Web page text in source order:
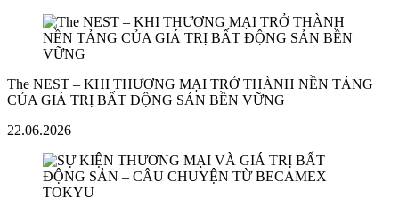
The NEST – KHI THƯƠNG MẠI TRỞ THÀNH NỀN TẢNG
CỦA GIÁ TRỊ BẤT ĐỘNG SẢN BỀN VỮNG
22.06.2026